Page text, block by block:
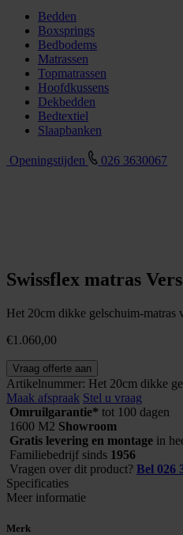
Bedden
Boxsprings
Bedbodems
Matrassen
Topmatrassen
Hoofdkussens
Dekbedden
Bedtextiel
Slaapbanken
Openingstijden 026 3630067
Swissflex matras
Het 20cm dikke gelschuim-
€1.060,00
Swissflex
matras
Versa
20
Geltex
aantal
Vraag offerte aan
Artikelnummer: Het 20cm dikke
Maak afspraak Stel u vraag
Omruilgarantie* tot 100 dagen
1600 M2 Showroom
Gratis levering en montage in
Familiebedrijf sinds 1956
Vragen over dit product? Bel 026
Specificaties
Meer informatie
Merk